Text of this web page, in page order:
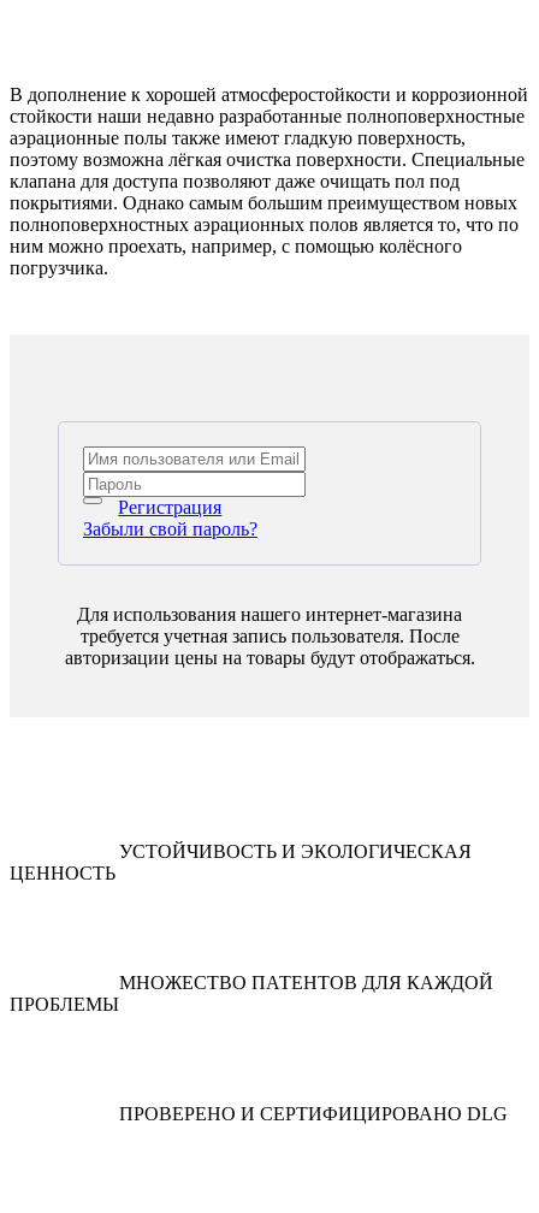
выбрать
на
странице
товара.
В дополнение к хорошей атмосферостойкости и коррозионной
стойкости наши недавно разработанные полноповерхностные
аэрационные полы также имеют гладкую поверхность,
поэтому возможна лёгкая очистка поверхности. Специальные
клапана для доступа позволяют даже очищать пол под
покрытиями. Однако самым большим преимуществом новых
полноповерхностных аэрационных полов является то, что по
ним можно проехать, например, с помощью колёсного
погрузчика.
Регистрация
Забыли свой пароль?
Для использования нашего интернет-магазина
требуется учетная запись пользователя. После
авторизации цены на товары будут отображаться.
УСТОЙЧИВОСТЬ И ЭКОЛОГИЧЕСКАЯ
ЦЕННОСТЬ
МНОЖЕСТВО ПАТЕНТОВ ДЛЯ КАЖДОЙ
ПРОБЛЕМЫ
ПРОВЕРЕНО И СЕРТИФИЦИРОВАНО DLG